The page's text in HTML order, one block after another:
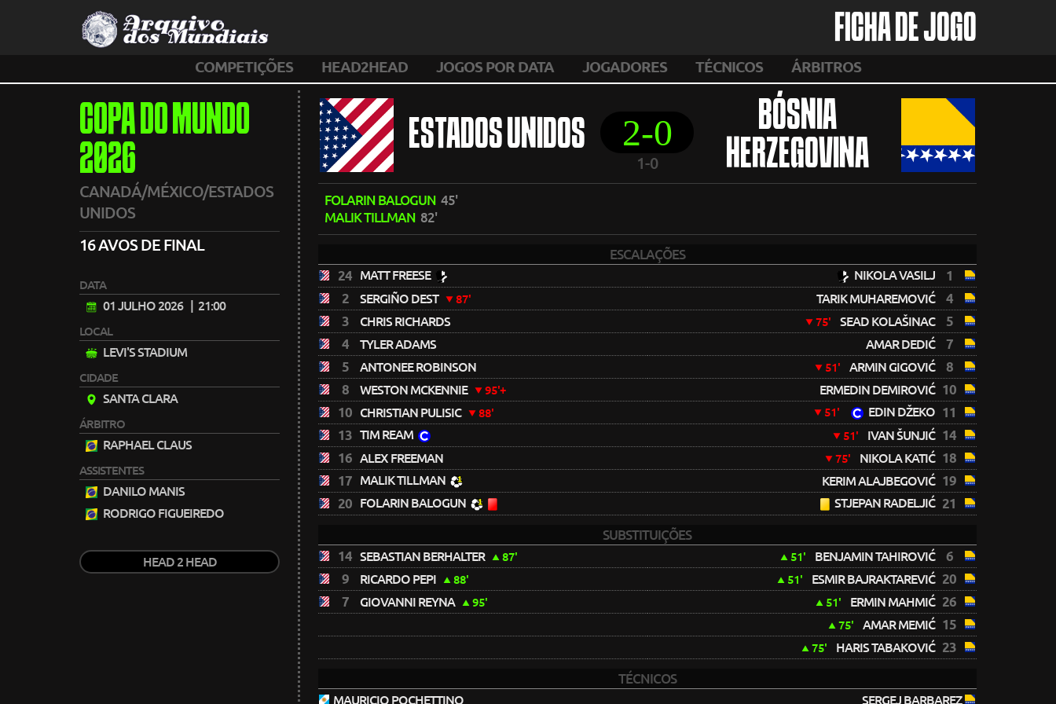
FICHA DE JOGO
COMPETIÇÕES HEAD2HEAD JOGOS POR DATA JOGADORES TÉCNICOS ÁRBITROS
COPA DO MUNDO
2026
CANADÁ/MÉXICO/ESTADOS
UNIDOS
16 AVOS DE FINAL
DATA
01 JULHO 2026 | 21:00
LOCAL
LEVI'S STADIUM
CIDADE
SANTA CLARA
ÁRBITRO
RAPHAEL CLAUS
ASSISTENTES
DANILO MANIS
RODRIGO FIGUEIREDO
HEAD 2 HEAD
ESTADOS UNIDOS 2-0
1-0
BÓSNIA
HERZEGOVINA
FOLARIN BALOGUN45'
MALIK TILLMAN 82'
ESCALAÇÕES
24
MATT FREESE
2 SERGIÑO DEST 87'
3 CHRIS RICHARDS
4 TYLER ADAMS
5 ANTONEE ROBINSON
8 WESTON MCKENNIE 95'+
10 CHRISTIAN PULISIC 88'
13 TIM REAM
16 ALEX FREEMAN
17 MALIK TILLMAN
20 FOLARIN BALOGUN
NIKOLA VASILJ 1
TARIK MUHAREMOVIĆ 4
75' SEAD KOLAŠINAC 5
AMAR DEDIĆ 7
51' ARMIN GIGOVIĆ 8
ERMEDIN DEMIROVIĆ 10
51' EDIN DŽEKO 11
51' IVAN ŠUNJIĆ 14
75' NIKOLA KATIĆ 18
KERIM ALAJBEGOVIĆ 19
STJEPAN RADELJIĆ 21
SUBSTITUIÇÕES
14 SEBASTIAN BERHALTER 87'
9 RICARDO PEPI 88'
7 GIOVANNI REYNA 95'
51' BENJAMIN TAHIROVIĆ 6
51' ESMIR BAJRAKTAREVIĆ 20
51' ERMIN MAHMIĆ 26
75' AMAR MEMIĆ 15
75' HARIS TABAKOVIĆ 23
TÉCNICOS
MAURICIO POCHETTINO SERGEJ BARBAREZ